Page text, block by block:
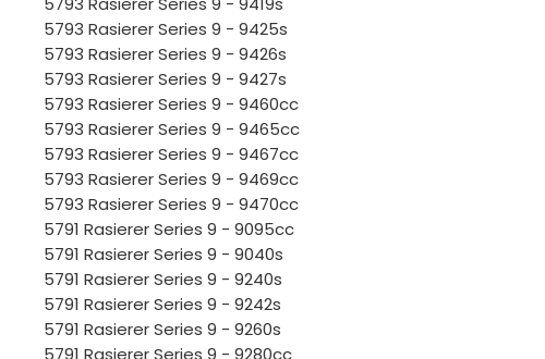
5793 Rasierer Series 9 - 9425s
5793 Rasierer Series 9 - 9426s
5793 Rasierer Series 9 - 9427s
5793 Rasierer Series 9 - 9460cc
5793 Rasierer Series 9 - 9465cc
5793 Rasierer Series 9 - 9467cc
5793 Rasierer Series 9 - 9469cc
5793 Rasierer Series 9 - 9470cc
5791 Rasierer Series 9 - 9095cc
5791 Rasierer Series 9 - 9040s
5791 Rasierer Series 9 - 9240s
5791 Rasierer Series 9 - 9242s
5791 Rasierer Series 9 - 9260s
5791 Rasierer Series 9 - 9280cc